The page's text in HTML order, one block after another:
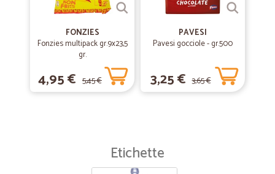
FONZIES
Fonzies multipack gr.9x23,5
gr.
4,95 € 5,45 €
PAVESI
Pavesi gocciole - gr.500
3,25 € 3,65 €
Etichette